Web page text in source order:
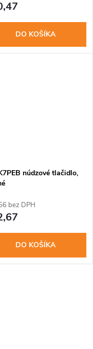
DO KOŠÍKA
núdzové tlačidlo,
bez DPH
DO KOŠÍKA